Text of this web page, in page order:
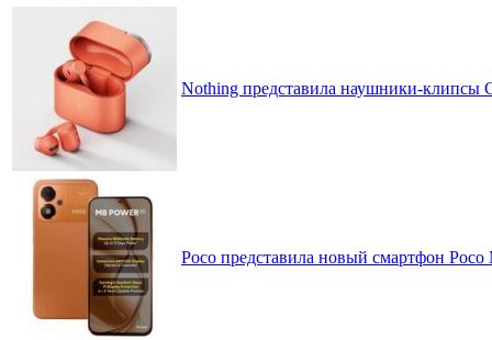
Nothing представила наушники-клипсы
Poco представила новый смартфон